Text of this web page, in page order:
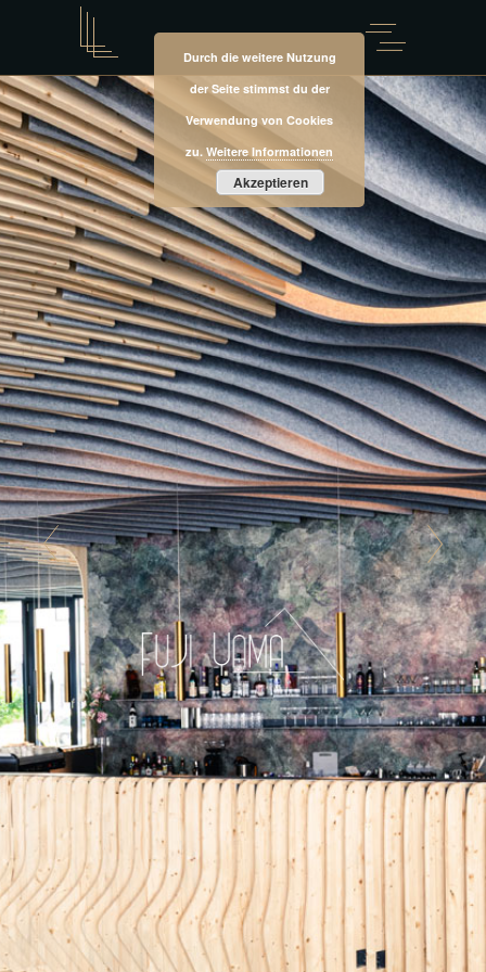
Durch die weitere Nutzung
der Seite stimmst du der
Verwendung von Cookies
zu. Weitere Informationen
Akzeptieren